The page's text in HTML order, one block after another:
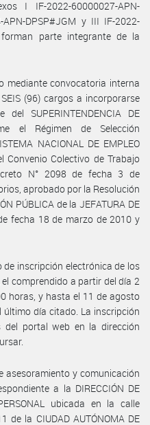
I IF-2022-60000027-APN-
DPSP#JGM y III IF-2022-
forman parte integrante de la
mediante convocatoria interna
(96) cargos a incorporarse
SUPERINTENDENCIA DE
el Régimen de Selección
NACIONAL DE EMPLEO
Convenio Colectivo de Trabajo
N° 2098 de fecha 3 de
aprobado por la Resolución
PÚBLICA de la JEFATURA DE
fecha 18 de marzo de 2010 y
de inscripción electrónica de los
comprendido a partir del día 2
horas, y hasta el 11 de agosto
día citado. La inscripción
del portal web en la dirección
asesoramiento y comunicación
a la DIRECCIÓN DE
ubicada en la calle
de la CIUDAD AUTÓNOMA DE